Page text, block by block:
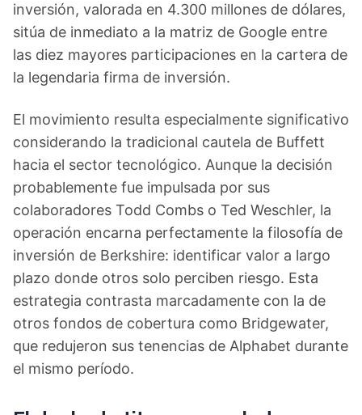
inversión, valorada en 4.300 millones de dólares,
sitúa de inmediato a la matriz de Google entre
las diez mayores participaciones en la cartera de
la legendaria firma de inversión.
El movimiento resulta especialmente significativo
considerando la tradicional cautela de Buffett
hacia el sector tecnológico. Aunque la decisión
probablemente fue impulsada por sus
colaboradores Todd Combs o Ted Weschler, la
operación encarna perfectamente la filosofía de
inversión de Berkshire: identificar valor a largo
plazo donde otros solo perciben riesgo. Esta
estrategia contrasta marcadamente con la de
otros fondos de cobertura como Bridgewater,
que redujeron sus tenencias de Alphabet durante
el mismo período.